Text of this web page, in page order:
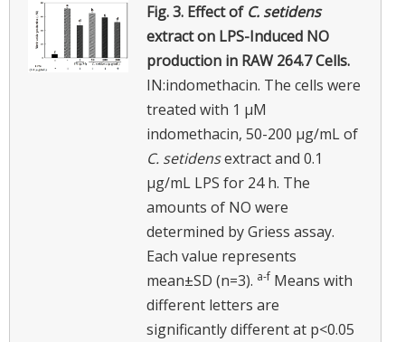
Fig. 3. Effect of C. setidens
extract on LPS-Induced NO
production in RAW 264.7 Cells.
IN:indomethacin. The cells were
treated with 1 μM
indomethacin, 50-200 μg/mL of
C. setidensextract and 0.1
μg/mL LPS for 24 h. The
amounts of NO were
determined by Griess assay.
Each value represents
mean±SD (n=3). a-f Means with
different letters are
significantly different at p<0.05